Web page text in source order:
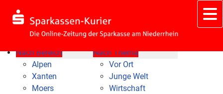
Nach Bereich
Alpen
Xanten
Moers
Nach Thema
Vor Ort
Junge Welt
Wirtschaft